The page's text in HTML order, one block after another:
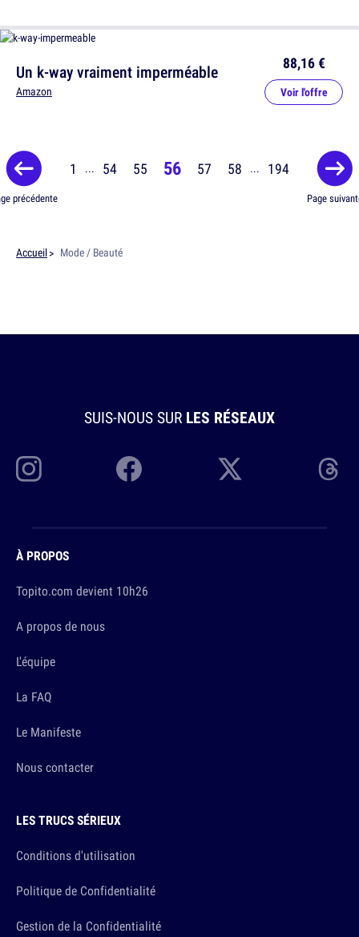
Un k-way vraiment imperméable
Amazon
88,16 €
Voir l'offre
précédente
1 ... 54 55 56 57 58 ... 194
Page
Accueil Mode / Beauté
SUIS-NOUS SUR LES RÉSEAUX
À PROPOS
Topito.com devient 10h26
A propos de nous
L'équipe
La FAQ
Le Manifeste
Nous contacter
LES TRUCS SÉRIEUX
Conditions d'utilisation
Politique de Confidentialité
Gestion de la Confidentialité